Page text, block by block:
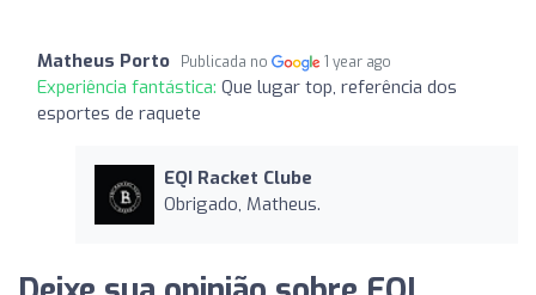
Matheus Porto Publicada no 1 year ago
Experiência fantástica: Que lugar top, referência dos
esportes de raquete
EQI Racket Clube
Obrigado, Matheus.